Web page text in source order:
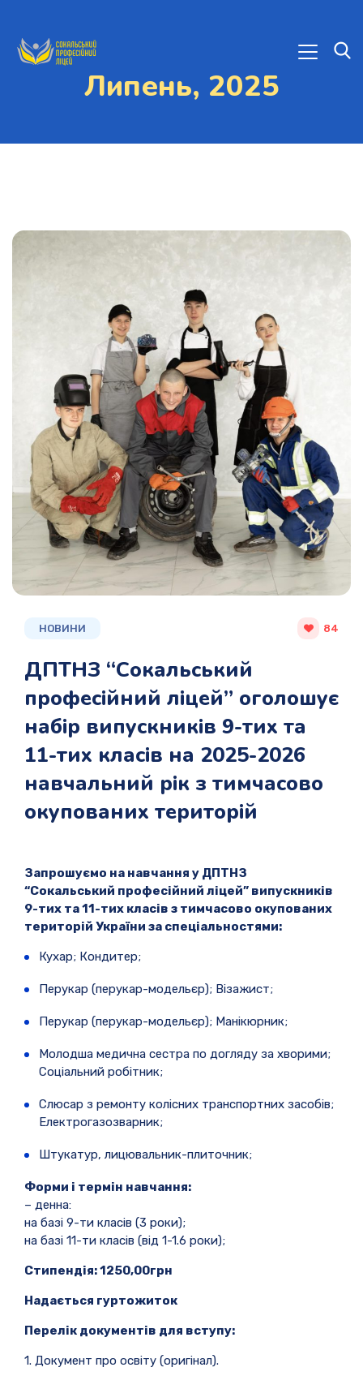
Липень, 2025
НОВИНИ 84
ДПТНЗ “Сокальський
професійний ліцей” оголошує
набір випускників 9-тих та
11-тих класів на 2025-2026
навчальний рік з тимчасово
окупованих територій
Запрошуємо на навчання у ДПТНЗ
“Сокальський професійний ліцей” випускників
9-тих та 11-тих класів з тимчасово окупованих
територій України за спеціальностями:
Кухар; Кондитер;
Перукар (перукар-модельєр); Візажист;
Перукар (перукар-модельєр); Манікюрник;
Молодша медична сестра по догляду за хворими;
Соціальний робітник;
Слюсар з ремонту колісних транспортних засобів;
Електрогазозварник;
Штукатур, лицювальник-плиточник;
Форми і термін навчання:
– денна:
на базі 9-ти класів (3 роки);
на базі 11-ти класів (від 1-1.6 роки);
Стипендія: 1250,00грн
Надається гуртожиток
Перелік документів для вступу:
1. Документ про освіту (оригінал).